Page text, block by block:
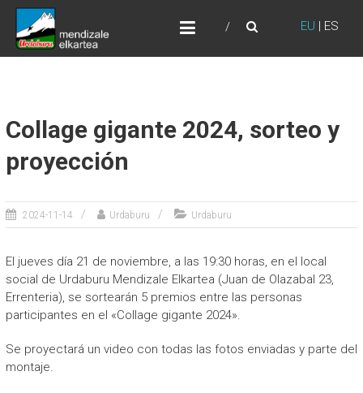
Skip
content
EU | ES
URDABURU
Grupo de Montaña
Collage gigante 2024, sorteo y
proyección
2024-11-14 Urdaburu Urdaburu
El jueves día 21 de noviembre, a las 19:30 horas, en el local
social de Urdaburu Mendizale Elkartea (Juan de Olazabal 23,
Errenteria), se sortearán 5 premios entre las personas
participantes en el «Collage gigante 2024».
Se proyectará un video con todas las fotos enviadas y parte del
montaje.